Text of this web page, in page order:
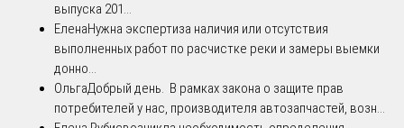
выпуска 201...
ЕленаНужна экспертиза наличия или отсутствия
выполненных работ по расчистке реки и замеры выемки
донно...
ОльгаДобрый день. В рамках закона о защите прав
потребителей у нас, производителя автозапчастей, возн...